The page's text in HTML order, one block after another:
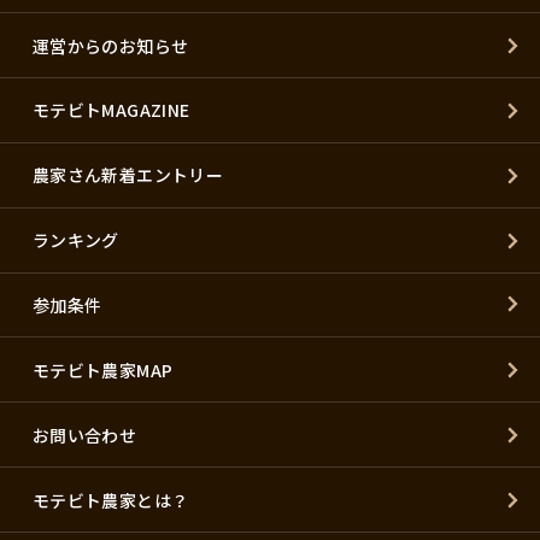
運営からのお知らせ
モテビトMAGAZINE
農家さん新着エントリー
ランキング
参加条件
モテビト農家MAP
お問い合わせ
モテビト農家とは？